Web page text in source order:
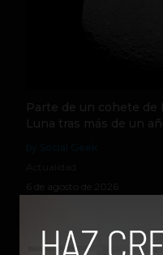
Parte de un cohete de
Luna tras más de un
6 de agosto de 2026